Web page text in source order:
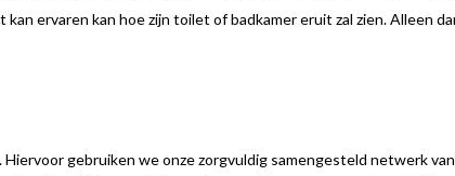
ervaren kan hoe zijn toilet of badkamer eruit zal zien. Alleen
gebruiken we onze zorgvuldig samengesteld netwerk